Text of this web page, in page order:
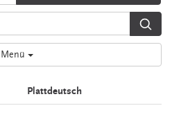
Menü
Plattdeutsch